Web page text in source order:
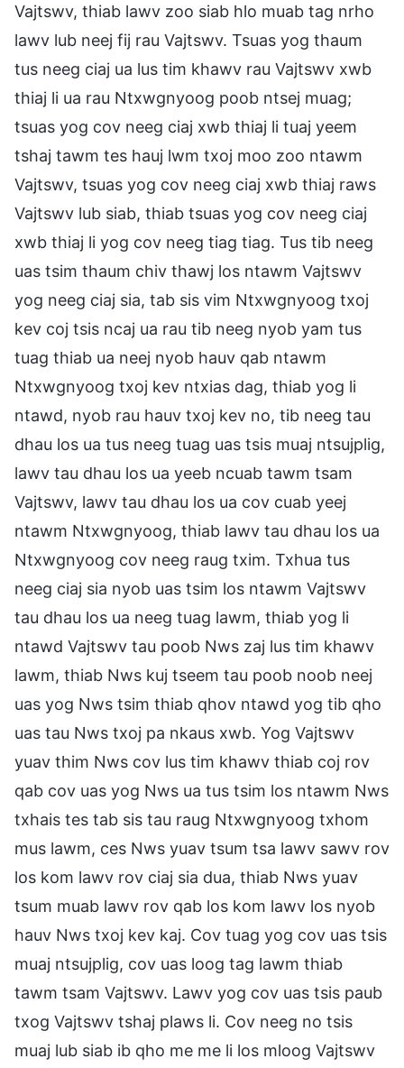
Vajtswv, thiab lawv zoo siab hlo muab tag nrho
lawv lub neej fij rau Vajtswv. Tsuas yog thaum
tus neeg ciaj ua lus tim khawv rau Vajtswv xwb
thiaj li ua rau Ntxwgnyoog poob ntsej muag;
tsuas yog cov neeg ciaj xwb thiaj li tuaj yeem
tshaj tawm tes hauj lwm txoj moo zoo ntawm
Vajtswv, tsuas yog cov neeg ciaj xwb thiaj raws
Vajtswv lub siab, thiab tsuas yog cov neeg ciaj
xwb thiaj li yog cov neeg tiag tiag. Tus tib neeg
uas tsim thaum chiv thawj los ntawm Vajtswv
yog neeg ciaj sia, tab sis vim Ntxwgnyoog txoj
kev coj tsis ncaj ua rau tib neeg nyob yam tus
tuag thiab ua neej nyob hauv qab ntawm
Ntxwgnyoog txoj kev ntxias dag, thiab yog li
ntawd, nyob rau hauv txoj kev no, tib neeg tau
dhau los ua tus neeg tuag uas tsis muaj ntsujplig,
lawv tau dhau los ua yeeb ncuab tawm tsam
Vajtswv, lawv tau dhau los ua cov cuab yeej
ntawm Ntxwgnyoog, thiab lawv tau dhau los ua
Ntxwgnyoog cov neeg raug txim. Txhua tus
neeg ciaj sia nyob uas tsim los ntawm Vajtswv
tau dhau los ua neeg tuag lawm, thiab yog li
ntawd Vajtswv tau poob Nws zaj lus tim khawv
lawm, thiab Nws kuj tseem tau poob noob neej
uas yog Nws tsim thiab qhov ntawd yog tib qho
uas tau Nws txoj pa nkaus xwb. Yog Vajtswv
yuav thim Nws cov lus tim khawv thiab coj rov
qab cov uas yog Nws ua tus tsim los ntawm Nws
txhais tes tab sis tau raug Ntxwgnyoog txhom
mus lawm, ces Nws yuav tsum tsa lawv sawv rov
los kom lawv rov ciaj sia dua, thiab Nws yuav
tsum muab lawv rov qab los kom lawv los nyob
hauv Nws txoj kev kaj. Cov tuag yog cov uas tsis
muaj ntsujplig, cov uas loog tag lawm thiab
tawm tsam Vajtswv. Lawv yog cov uas tsis paub
txog Vajtswv tshaj plaws li. Cov neeg no tsis
muaj lub siab ib qho me me li los mloog Vajtswv